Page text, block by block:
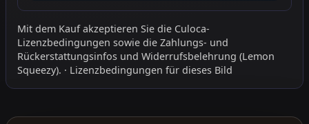
Mit dem Kauf akzeptieren Sie die Culoca-
Lizenzbedingungen sowie die Zahlungs- und
Rückerstattungsinfos und Widerrufsbelehrung (Lemon
Squeezy). · Lizenzbedingungen für dieses Bild